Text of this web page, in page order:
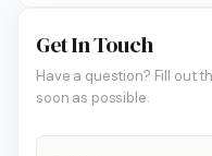
Get In Touch
Have a question? Fill out
soon as possible.